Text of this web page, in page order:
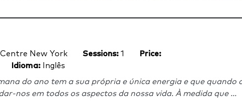
New York Sessions: 1
Price:
Idioma: Inglês
do ano tem a sua própria e única energia e que quando
nos em todos os aspectos da nossa vida. À medida que ...